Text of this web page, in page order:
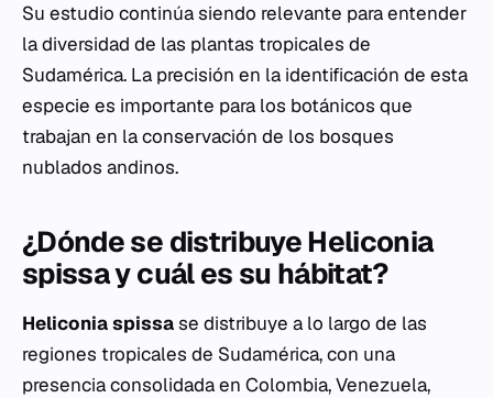
Su estudio continúa siendo relevante para entender
la diversidad de las plantas tropicales de
Sudamérica. La precisión en la identificación de esta
especie es importante para los botánicos que
trabajan en la conservación de los bosques
nublados andinos.
¿Dónde se distribuye Heliconia
spissa y cuál es su hábitat?
Heliconia spissase distribuye a lo largo de las
regiones tropicales de Sudamérica, con una
presencia consolidada en Colombia, Venezuela,